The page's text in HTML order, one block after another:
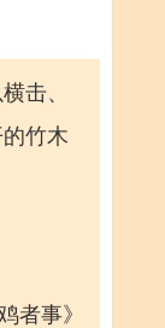
击、
竹木
者事》